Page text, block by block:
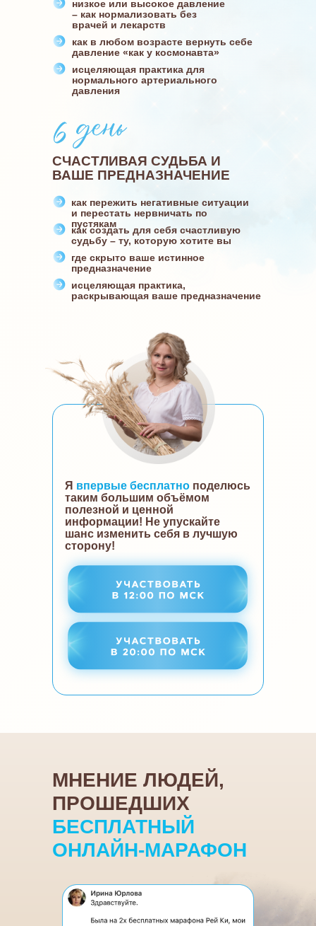
низкое или высокое давление
– как нормализовать без
врачей и лекарств
как в любом возрасте вернуть себе
давление «как у космонавта»
исцеляющая практика для
нормального артериального
давления
как создать для себя счастливую
судьбу – ту, которую хотите вы
где скрыто ваше истинное
предназначение
исцеляющая практика,
раскрывающая ваше предназначение
как пережить негативные ситуации
и перестать нервничать по
пустякам
СЧАСТЛИВАЯ СУДЬБА И
ВАШЕ ПРЕДНАЗНАЧЕНИЕ
Я впервые бесплатно поделюсь
таким большим объёмом
полезной и ценной
информации! Не упускайте
шанс изменить себя в лучшую
сторону!
Листайте влево
МНЕНИЕ ЛЮДЕЙ,
ПРОШЕДШИХ
БЕСПЛАТНЫЙ
ОНЛАЙН-МАРАФОН